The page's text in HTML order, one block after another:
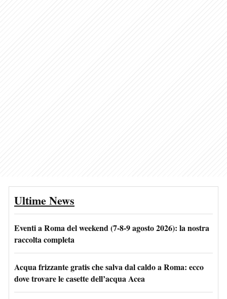
Ultime News
Eventi a Roma del weekend (7-8-9 agosto 2026): la nostra
raccolta completa
Acqua frizzante gratis che salva dal caldo a Roma: ecco
dove trovare le casette dell’acqua Acea